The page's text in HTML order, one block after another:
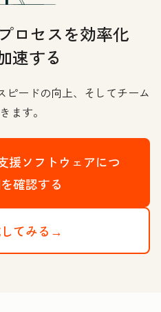
ロセスを効率化
速する
ピードの向上、そしてチーム
ます。
援ソフトウェアにつ
確認する
てみる→